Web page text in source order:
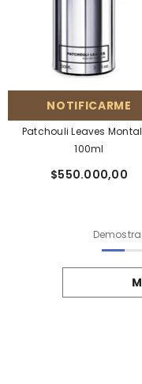
NOTIFICARME
Patchouli Leaves
100ml
$550.000,00